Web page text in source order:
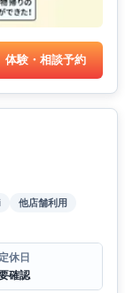
体験・相談予約
他店舗利用
定休日
確認